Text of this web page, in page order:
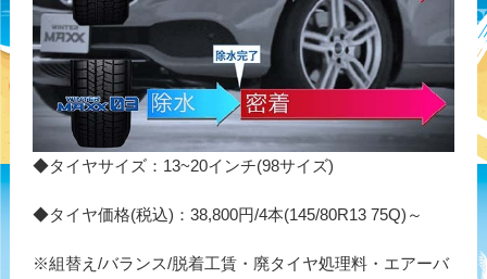
◆タイヤサイズ：13~20インチ(98サイズ)
◆タイヤ価格(税込)：38,800円/4本(145/80R13 75Q)～
※組替え/バランス/脱着工賃・廃タイヤ処理料・エアーバ